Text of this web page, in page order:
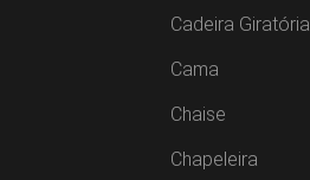
Cadeira Giratória
Cama
Chaise
Chapeleira